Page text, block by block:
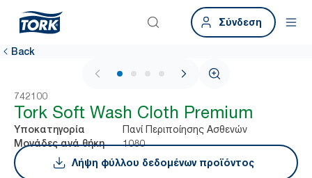
Σύνδεση
Back
1 / 4
742100
Tork Soft Wash Cloth Premium
Υποκατηγορία Πανί Περιποίησης Ασθενών
Μονάδες ανά θήκη
1080
Λήψη φύλλου δεδομένων προϊόντος